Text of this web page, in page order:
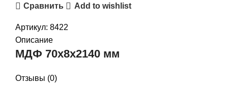
Сравнить Add to wishlist
Артикул: 8422
Описание
МДФ 70x8x2140 мм
Отзывы (0)